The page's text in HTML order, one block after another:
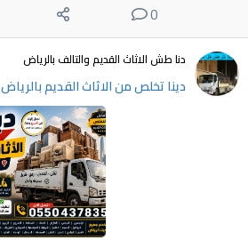
0
دنا طش الاثاث القديم والتالف بالرياض
دينا تخلص من الاثاث القديم بالرياض 0550437835